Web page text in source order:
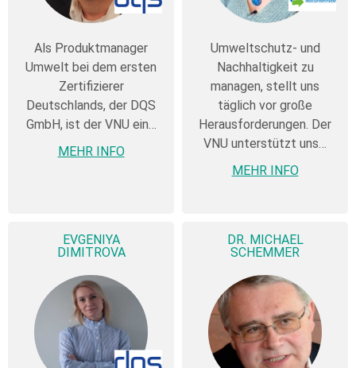
Als Produktmanager
Umwelt bei dem ersten
Zertifizierer
Deutschlands, der DQS
GmbH, ist der VNU ein…
MEHR INFO
Umweltschutz- und
Nachhaltigkeit zu
managen, stellt uns
täglich vor große
Herausforderungen. Der
VNU unterstützt uns…
MEHR INFO
EVGENIYA
DIMITROVA
DR. MICHAEL
SCHEMMER